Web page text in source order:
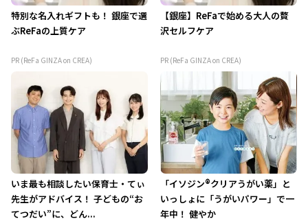
特別な名入れギフトも！ 銀座で選
ぶReFaの上質ケア
PR (ReFa GINZA on CREA)
【銀座】ReFaで始める大人の贅
沢セルフケア
PR (ReFa GINZA on CREA)
いま最も相談したい保育士・てぃ
先生がアドバイス！ 子どもの“お
てつだい”に、どん...
「イソジン®クリアうがい薬」と
いっしょに「うがいパワー」で一
年中！ 健やか